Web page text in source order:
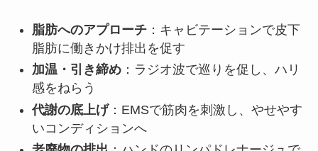
脂肪へのアプローチ：キャビテーションで皮下
脂肪に働きかけ排出を促す
加温・引き締め：ラジオ波で巡りを促し、ハリ
感をねらう
代謝の底上げ：EMSで筋肉を刺激し、やせやす
いコンディションへ